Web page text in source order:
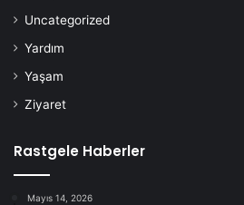
Uncategorized
Yardım
Yaşam
Ziyaret
Rastgele Haberler
Mayıs 14, 2026